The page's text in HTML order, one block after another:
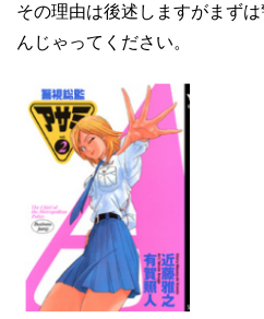
その理由は後述しますがまず
んじゃってください。